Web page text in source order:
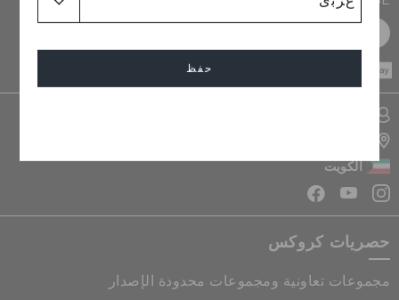
حفظ
الكويت
حصريات كروكس
مجموعات تعاونية ومجموعات محدودة الإصدار